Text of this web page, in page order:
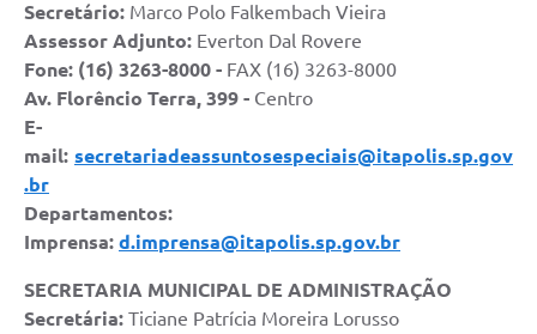
Documentos
Distritos
Gasoduto (Gás Natural)
Feriados Municipais
Bairros Rurais
História
Secretário: Marco Polo Falkembach Vieira
Assessor Adjunto: Everton Dal Rovere
Fone: (16) 3263-8000 - FAX (16) 3263-8000
Av. Florêncio Terra, 399 - Centro
E-
mail: secretariadeassuntosespeciais@itapolis.sp.gov
.br
Departamentos:
Imprensa: d.imprensa@itapolis.sp.gov.br
SECRETARIA MUNICIPAL DE ADMINISTRAÇÃO
Secretária: Ticiane Patrícia Moreira Lorusso